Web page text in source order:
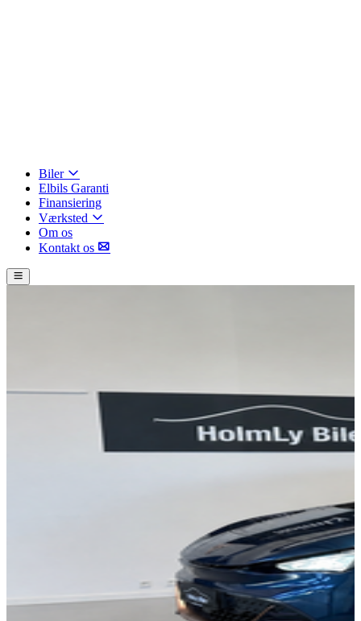
Biler
Elbils Garanti
Finansiering
Værksted
Om os
Kontakt os